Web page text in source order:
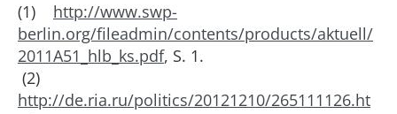
(1) http://www.swp-
berlin.org/fileadmin/contents/products/aktuell/
2011A51_hlb_ks.pdf, S. 1.
(2)
http://de.ria.ru/politics/20121210/265111126.ht